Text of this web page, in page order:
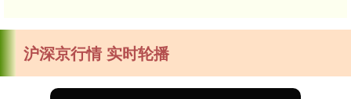
沪深京行情 实时轮播